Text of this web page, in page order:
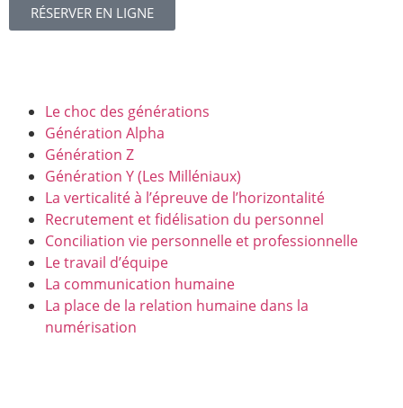
RÉSERVER EN LIGNE
Le choc des générations
Génération Alpha
Génération Z
Génération Y(Les Milléniaux)
La verticalité à l’épreuve de l’horizontalité
Recrutement et fidélisation du personnel
Conciliation vie personnelle et professionnelle
Le travail d’équipe
La communication humaine
La place de la relation humaine dans la
numérisation